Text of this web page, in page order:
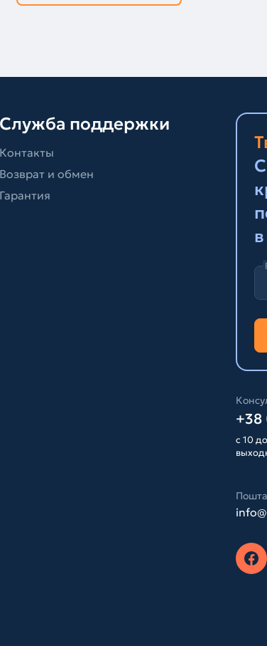
Служба поддержки
Контакты
Возврат и обмен
Гарантия
+38
с 10
Пошта